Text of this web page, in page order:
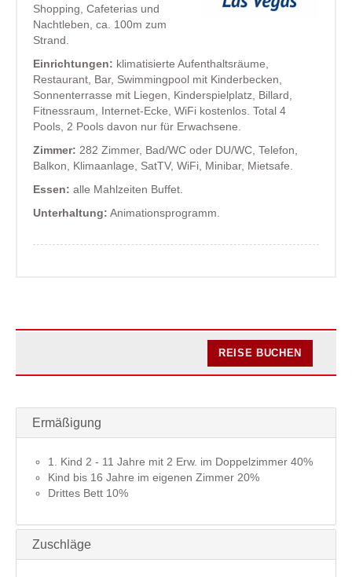
Shopping, Cafeterias und
Nachtleben, ca. 100m zum
Strand.
Einrichtungen: klimatisierte Aufenthaltsräume,
Restaurant, Bar, Swimmingpool mit Kinderbecken,
Sonnenterrasse mit Liegen, Kinderspielplatz, Billard,
Fitnessraum, Internet-Ecke, WiFi kostenlos. Total 4
Pools, 2 Pools davon nur für Erwachsene.
Zimmer: 282 Zimmer, Bad/WC oder DU/WC, Telefon,
Balkon, Klimaanlage, SatTV, WiFi, Minibar, Mietsafe.
Essen: alle Mahlzeiten Buffet.
Unterhaltung: Animationsprogramm.
REISE BUCHEN
Ermäßigung
1. Kind 2 - 11 Jahre mit 2 Erw. im Doppelzimmer 40%
Kind bis 16 Jahre im eigenen Zimmer 20%
Drittes Bett 10%
Zuschläge